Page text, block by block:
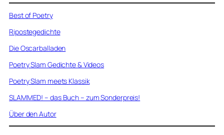
Best of Poetry
Ripostegedichte
Die Oscarballaden
Poetry Slam Gedichte & Videos
Poetry Slam meets Klassik
SLAMMED! – das Buch – zum Sonderpreis!
Über den Autor